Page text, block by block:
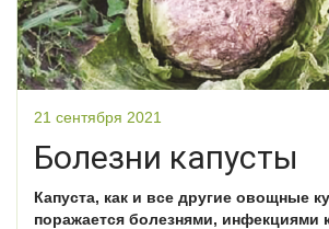
21 сентября 2021
Болезни капусты
Капуста, как и все другие овощные
поражается болезнями, инфекциями